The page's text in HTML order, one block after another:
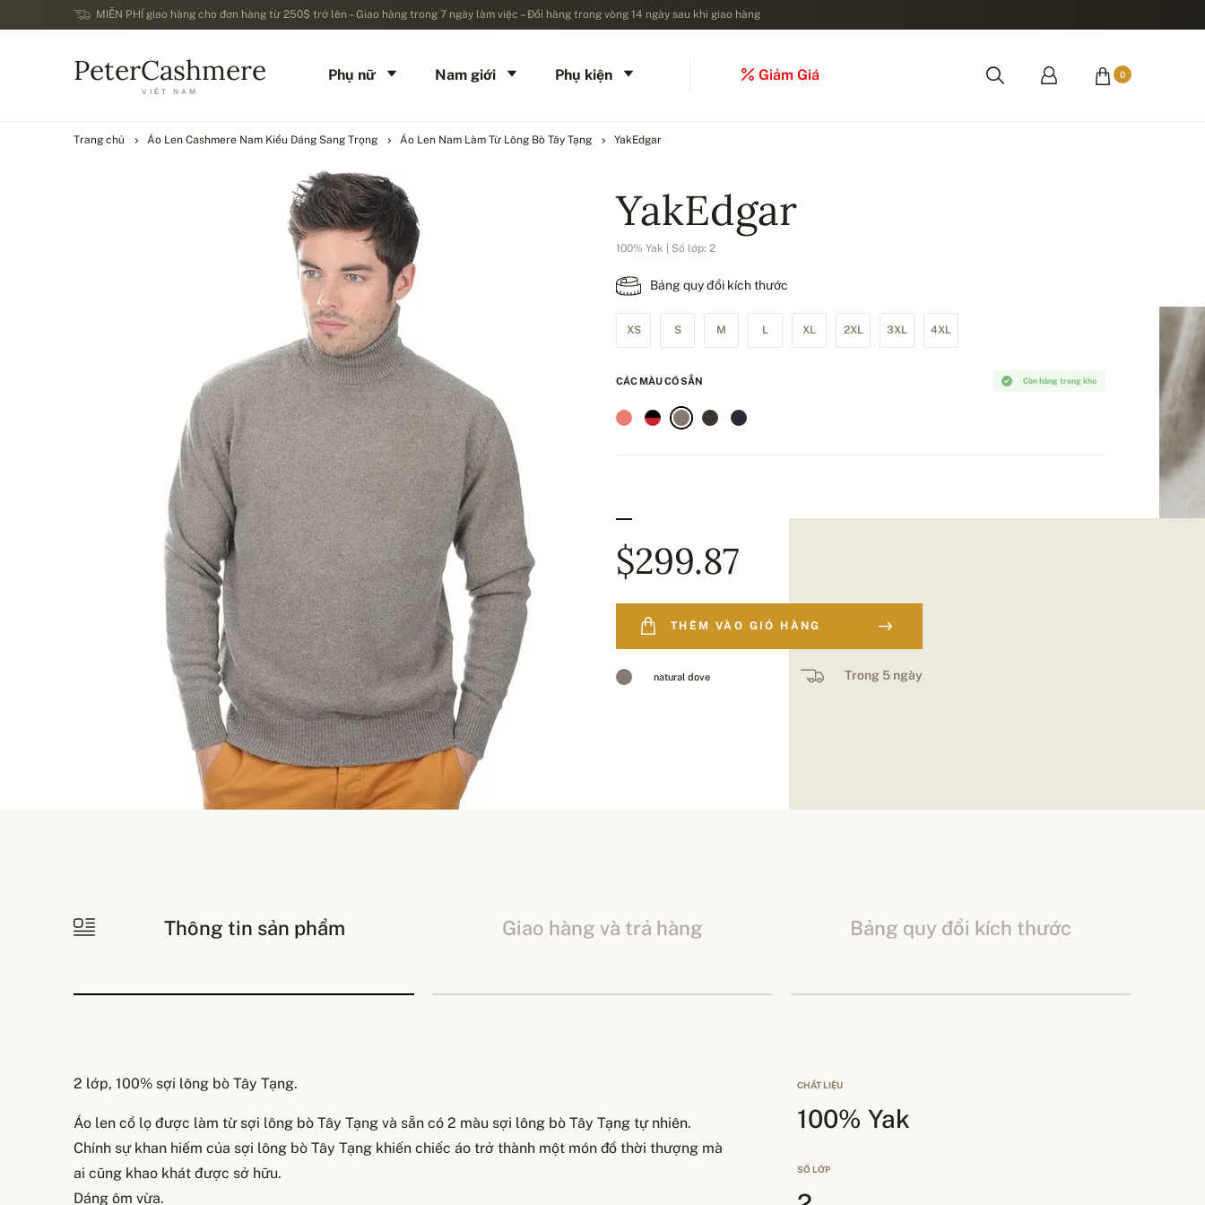
MIỄN PHÍ giao hàng cho đơn hàng từ 250$ trở lên – Giao hàng trong 7 ngày làm việc – Đổi hàng trong vòng 14 ngày sau khi giao hàng
PeterCashmere
VIỆT NAM
Phụ nữ Nam giới Phụ kiện Giảm Giá 0
Trang chủ Áo Len Cashmere Nam Kiểu Dáng Sang Trọng Áo Len Nam Làm Từ Lông Bò Tây Tạng YakEdgar
YakEdgar
100% Yak | Số lớp: 2
Bảng quy đổi kích thước
XS S M L XL 2XL 3XL 4XL
Còn hàng trong kho
CÁC MÀU CÓ SẴN
$299.87
THÊM VÀO GIỎ HÀNG
natural dove Trong 5 ngày
Thông tin sản phẩm Giao hàng và trả hàng Bảng quy đổi kích thước
2 lớp, 100% sợi lông bò Tây Tạng.
Áo len cổ lọ được làm từ sợi lông bò Tây Tạng và sẵn có 2 màu sợi lông bò Tây Tạng tự nhiên.
Chính sự khan hiếm của sợi lông bò Tây Tạng khiến chiếc áo trở thành một món đồ thời thượng mà
ai cũng khao khát được sở hữu.
Dáng ôm vừa.
CHẤT LIỆU
100% Yak
SỐ LỚP